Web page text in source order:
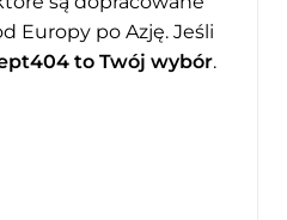
Europy po Azję. Jeśli
to Twój wybór.